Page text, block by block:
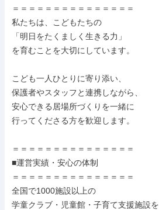
＝＝＝＝＝＝＝＝＝＝＝＝＝＝＝
私たちは、こどもたちの
「明日をたくましく生きる力」
を育むことを大切にしています。
こども一人ひとりに寄り添い、
保護者やスタッフと連携しながら、
安心できる居場所づくりを一緒に
行ってくださる方を歓迎します。
＝＝＝＝＝＝＝＝＝＝＝＝＝＝＝
■運営実績・安心の体制
＝＝＝＝＝＝＝＝＝＝＝＝＝＝＝
全国で1000施設以上の
学童クラブ・児童館・子育て支援施設を